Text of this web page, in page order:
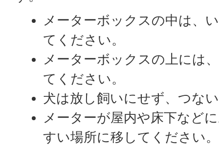
メーターボックスの中は、
てください。
メーターボックスの上には
てください。
犬は放し飼いにせず、つな
メーターが屋内や床下など
すい場所に移してください。